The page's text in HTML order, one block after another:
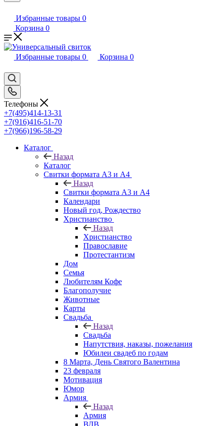
Избранные товары 0
Корзина 0
Избранные товары 0 Корзина 0
Телефоны
+7(495)414-13-31
+7(916)416-51-70
+7(966)196-58-29
Каталог
Назад
Каталог
Свитки формата А3 и А4
Назад
Свитки формата А3 и А4
Календари
Новый год, Рождество
Христианство
Назад
Христианство
Православие
Протестантизм
Дом
Семья
Любителям Кофе
Благополучие
Животные
Карты
Свадьба
Назад
Свадьба
Напутствия, наказы, пожелания
Юбилеи свадеб по годам
8 Марта, День Святого Валентина
23 февраля
Мотивация
Юмор
Армия
Назад
Армия
ВДВ